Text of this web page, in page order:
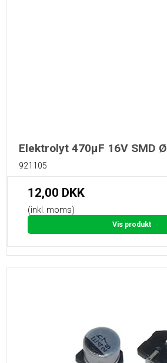
Elektrolyt 470µF 16V SMD
921105
12,00 DKK
(inkl. moms)
Vis produkt